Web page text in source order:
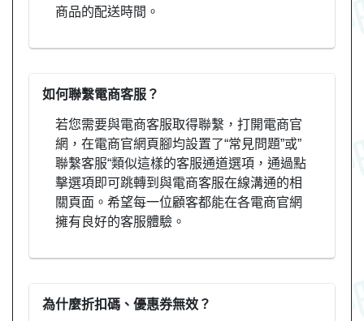
商品的配送時間。
如何聯繫電商客服？
若您需要與電商客服取得聯繫，打開電商官
網，在電商官網頁腳均設置了“常見問題”或”
聯繫客服“類似這樣的客服通道選項，通過點
擊選項即可跳轉到與電商客服在線溝通的相
關頁面。希望每一位顧客都能在各電商官網
擁有良好的客服體驗。
為什麼折扣碼、優惠券無效？